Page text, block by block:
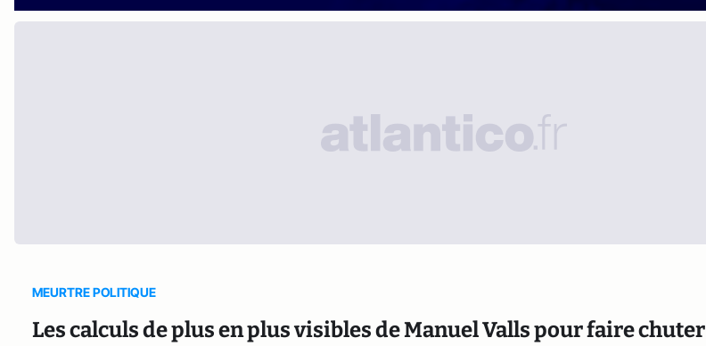
MEURTRE POLITIQUE
Les calculs de plus en plus visibles de Manuel Valls pour faire chuter